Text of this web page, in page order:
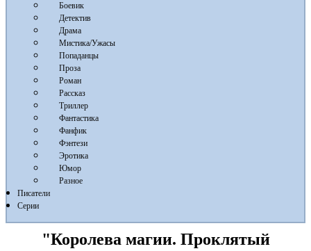
Боевик
Детектив
Драма
Мистика/Ужасы
Попаданцы
Проза
Роман
Рассказ
Триллер
Фантастика
Фанфик
Фэнтези
Эротика
Юмор
Разное
Писатели
Серии
"Королева магии. Проклятый